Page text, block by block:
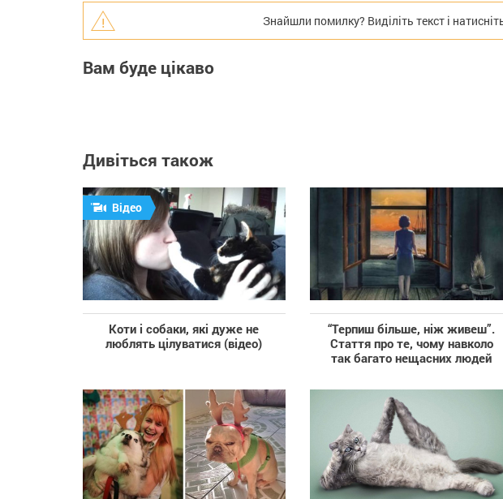
Знайшли помилку? Виділіть текст і
Вам буде цікаво
Дивіться також
Відео
Коти і собаки, які дуже не
люблять цілуватися (відео)
“Терпиш більше, ніж живеш”.
Стаття про те, чому навколо
так багато нещасних людей